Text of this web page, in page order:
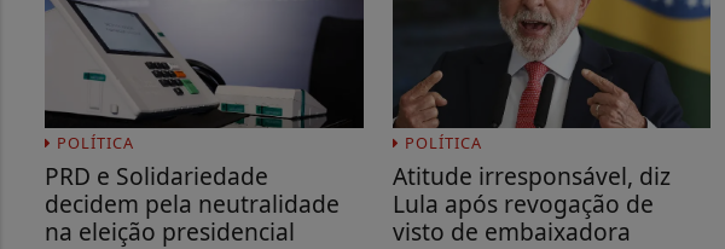
POLÍTICA
PRD e Solidariedade
decidem pela neutralidade
na eleição presidencial
POLÍTICA
Atitude irresponsável, diz
Lula após revogação de
visto de embaixadora